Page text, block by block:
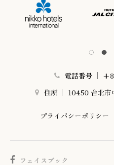
電話番号
住所
10450 台北市
プライバシーポリシー
フェイスブック